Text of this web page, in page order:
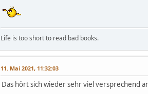
Life is too short to read bad books.
11. Mai 2021, 11:32:03
Das hört sich wieder sehr viel versprechend